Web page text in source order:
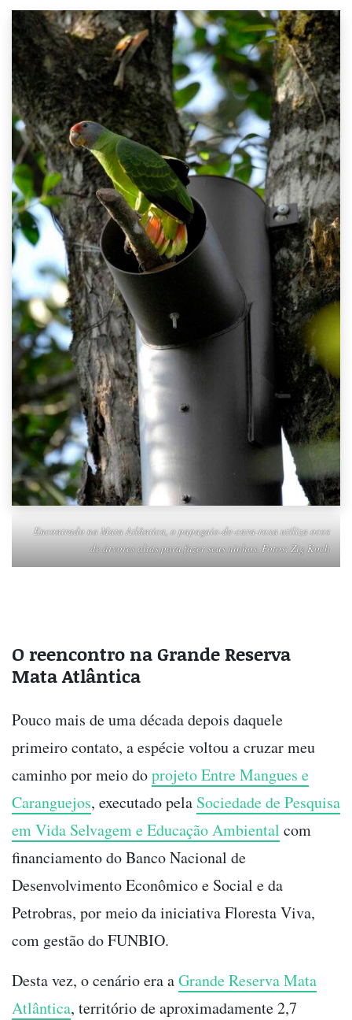
Encontrado na Mata Atlântica, o papagaio-de-cara-roxa utiliza ocos
de árvores altas para fazer seus ninhos. Fotos: Zig Koch
O reencontro na Grande Reserva
Mata Atlântica
Pouco mais de uma década depois daquele
primeiro contato, a espécie voltou a cruzar meu
caminho por meio doprojeto Entre Mangues e
Caranguejos, executado pela Sociedade de Pesquisa
em Vida Selvagem e Educação Ambiental com
financiamento do Banco Nacional de
Desenvolvimento Econômico e Social e da
Petrobras, por meio da iniciativa Floresta Viva,
com gestão do FUNBIO.
Desta vez, o cenário era aGrande Reserva Mata
Atlântica, território de aproximadamente 2,7